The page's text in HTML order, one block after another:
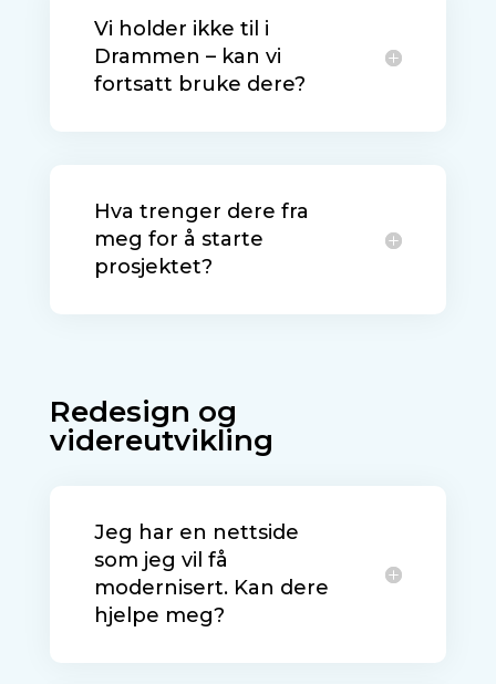
Vi holder ikke til i
Drammen – kan vi
fortsatt bruke dere?
Hva trenger dere fra
meg for å starte
prosjektet?
Redesign og
videreutvikling
Jeg har en nettside
som jeg vil få
modernisert. Kan dere
hjelpe meg?